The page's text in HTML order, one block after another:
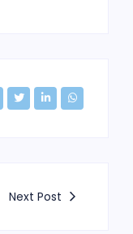
Next Post